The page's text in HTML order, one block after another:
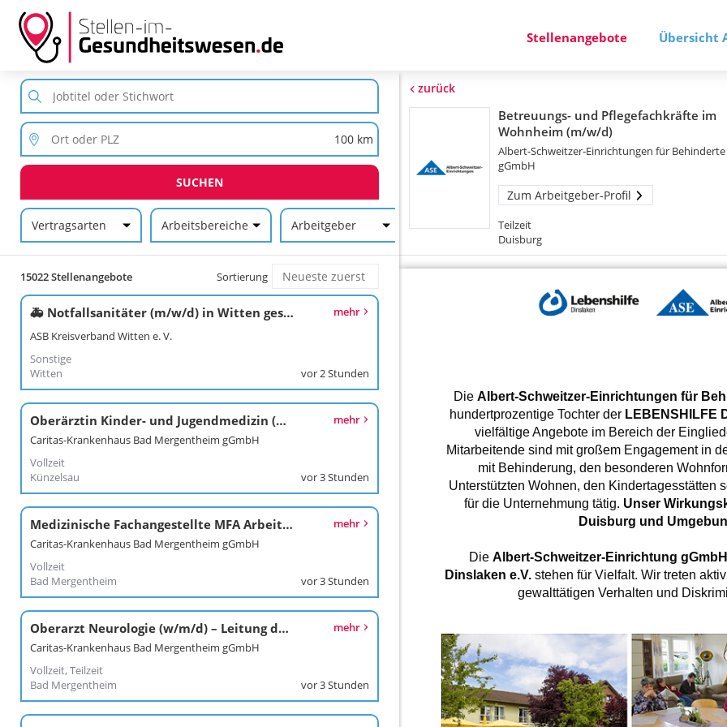
Stellenangebote Übersicht
SUCHEN
Vertragsarten Arbeitsbereiche Arbeitgeber
15022 Stellenangebote Sortierung
🚑 Notfallsanitäter (m/w/d) in Witten gesucht!⚡
ASB Kreisverband Witten e. V.
Sonstige
Witten
mehr
vor 2 Stunden
Oberärztin Kinder- und Jugendmedizin (w/m/d)
Caritas-Krankenhaus Bad Mergentheim gGmbH
Vollzeit
Künzelsau
mehr
vor 3 Stunden
Medizinische Fachangestellte MFA Arbeitsmedizin (w/m/d)
Caritas-Krankenhaus Bad Mergentheim gGmbH
Vollzeit
Bad Mergentheim
mehr
vor 3 Stunden
Oberarzt Neurologie (w/m/d) – Leitung der regionalen Stroke Unit (DSG-zertifiziert)
Caritas-Krankenhaus Bad Mergentheim gGmbH
Vollzeit, Teilzeit
Bad Mergentheim
mehr
vor 3 Stunden
zurück
Betreuungs- und Pflegefachkräfte im
Wohnheim (m/w/d)
Albert-Schweitzer-Einrichtungen für Behinderte
gGmbH
Zum Arbeitgeber-Profil
Teilzeit
Duisburg